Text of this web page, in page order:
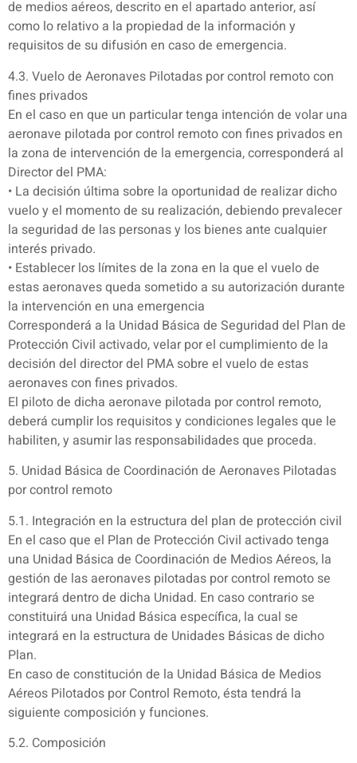
de medios aéreos, descrito en el apartado anterior, así
como lo relativo a la propiedad de la información y
requisitos de su difusión en caso de emergencia.
4.3. Vuelo de Aeronaves Pilotadas por control remoto con
fines privados
En el caso en que un particular tenga intención de volar una
aeronave pilotada por control remoto con fines privados en
la zona de intervención de la emergencia, corresponderá al
Director del PMA:
• La decisión última sobre la oportunidad de realizar dicho
vuelo y el momento de su realización, debiendo prevalecer
la seguridad de las personas y los bienes ante cualquier
interés privado.
• Establecer los límites de la zona en la que el vuelo de
estas aeronaves queda sometido a su autorización durante
la intervención en una emergencia
Corresponderá a la Unidad Básica de Seguridad del Plan de
Protección Civil activado, velar por el cumplimiento de la
decisión del director del PMA sobre el vuelo de estas
aeronaves con fines privados.
El piloto de dicha aeronave pilotada por control remoto,
deberá cumplir los requisitos y condiciones legales que le
habiliten, y asumir las responsabilidades que proceda.
5. Unidad Básica de Coordinación de Aeronaves Pilotadas
por control remoto
5.1. Integración en la estructura del plan de protección civil
En el caso que el Plan de Protección Civil activado tenga
una Unidad Básica de Coordinación de Medios Aéreos, la
gestión de las aeronaves pilotadas por control remoto se
integrará dentro de dicha Unidad. En caso contrario se
constituirá una Unidad Básica específica, la cual se
integrará en la estructura de Unidades Básicas de dicho
Plan.
En caso de constitución de la Unidad Básica de Medios
Aéreos Pilotados por Control Remoto, ésta tendrá la
siguiente composición y funciones.
5.2. Composición